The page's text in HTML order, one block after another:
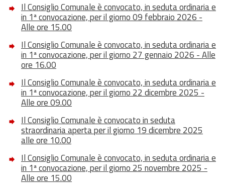
Il Consiglio Comunale è convocato, in seduta ordinaria e
in 1ª convocazione, per il giorno 09 febbraio 2026 -
Alle ore 15.00
Il Consiglio Comunale è convocato, in seduta ordinaria e
in 1ª convocazione, per il giorno 27 gennaio 2026 - Alle
ore 16.00
Il Consiglio Comunale è convocato, in seduta ordinaria e
in 1ª convocazione, per il giorno 22 dicembre 2025 -
Alle ore 09.00
Il Consiglio Comunale è convocato in seduta
straordinaria aperta per il giorno 19 dicembre 2025
alle ore 10.00
Il Consiglio Comunale è convocato, in seduta ordinaria e
in 1ª convocazione, per il giorno 25 novembre 2025 -
Alle ore 15.00